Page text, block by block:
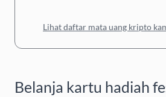
Lihat daftar mata uang kripto
Belanja kartu hadiah